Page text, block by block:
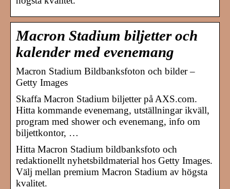
Macron Stadium biljetter och
kalender med evenemang
Macron Stadium Bildbanksfoton och bilder –
Getty Images
Skaffa Macron Stadium biljetter på AXS.com.
Hitta kommande evenemang, utställningar ikväll,
program med shower och evenemang, info om
biljettkontor, …
Hitta Macron Stadium bildbanksfoto och
redaktionellt nyhetsbildmaterial hos Getty Images.
Välj mellan premium Macron Stadium av högsta
kvalitet.